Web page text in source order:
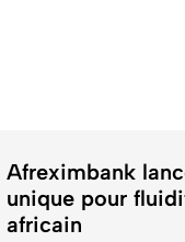
Afreximbank
unique pour
africain